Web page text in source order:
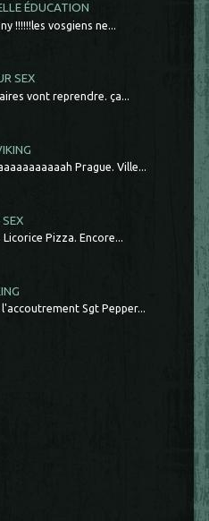
ÉDUCATION
!!!!!!les vosgiens ne...
SEX
vont reprendre. ça...
Prague. Ville...
Pizza. Encore...
Sgt Pepper...